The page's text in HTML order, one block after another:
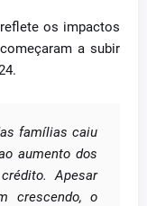
os impactos
a subir
famílias caiu
aumento dos
Apesar
crescendo, o